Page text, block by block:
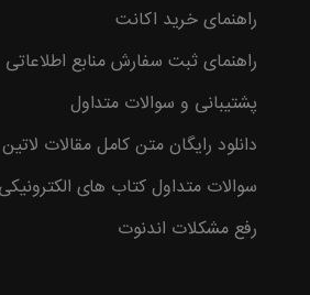
راهنمای خرید اکانت
راهنمای ثبت سفارش منابع اطلاعاتی
پشتیبانی و سوالات متداول
دانلود رایگان متن کامل مقالات لاتین
سوالات متداول کتاب های الکترونیکی
رفع مشکلات اندنوت